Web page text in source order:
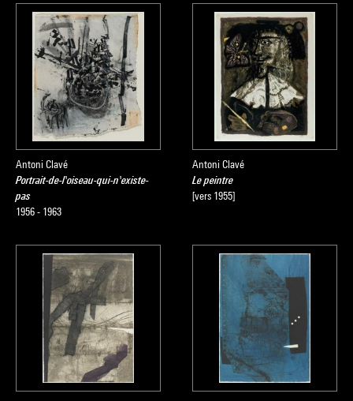
Antoni Clavé
Portrait-de-l'oiseau-qui-n'existe-
pas
1956 - 1963
Antoni Clavé
Le peintre
[vers 1955]